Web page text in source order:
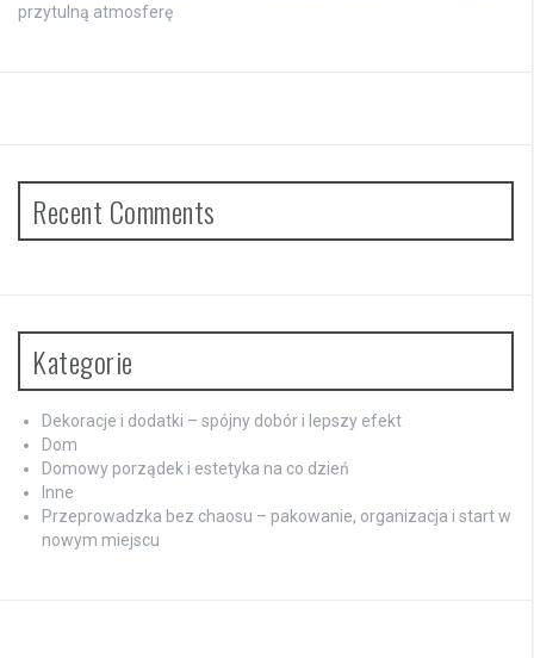
przytulną atmosferę
Recent Comments
Kategorie
Dekoracje i dodatki – spójny dobór i lepszy efekt
Dom
Domowy porządek i estetyka na co dzień
Inne
Przeprowadzka bez chaosu – pakowanie, organizacja i start w
nowym miejscu